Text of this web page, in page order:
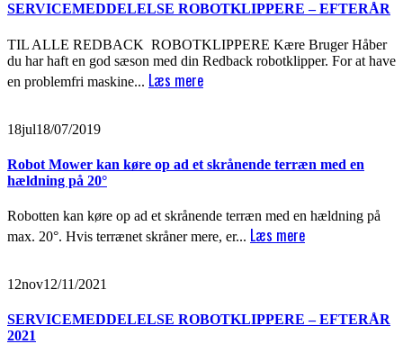
SERVICEMEDDELELSE ROBOTKLIPPERE – EFTERÅR
TIL ALLE REDBACK ROBOTKLIPPERE Kære Bruger Håber
du har haft en god sæson med din Redback robotklipper. For at have
en problemfri maskine... Læs mere
18jul18/07/2019
Robot Mower kan køre op ad et skrånende terræn med en
hældning på 20°
Robotten kan køre op ad et skrånende terræn med en hældning på
max. 20°. Hvis terrænet skråner mere, er... Læs mere
12nov12/11/2021
SERVICEMEDDELELSE ROBOTKLIPPERE – EFTERÅR
2021